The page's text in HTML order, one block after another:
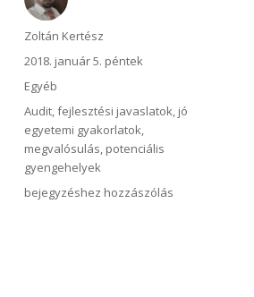
Szerző
Zoltán Kertész
Közzétéve
2018. január 5. péntek
Kategória
Egyéb
Címke
Audit,fejlesztési javaslatok, jó
egyetemi gyakorlatok,
megvalósulás, potenciális
gyengehelyek
A
bejegyzéshez hozzászólás